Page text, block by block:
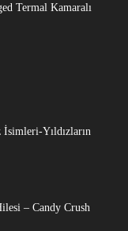
Termal Kamaralı
İsimleri-Yıldızların
– Candy Crush